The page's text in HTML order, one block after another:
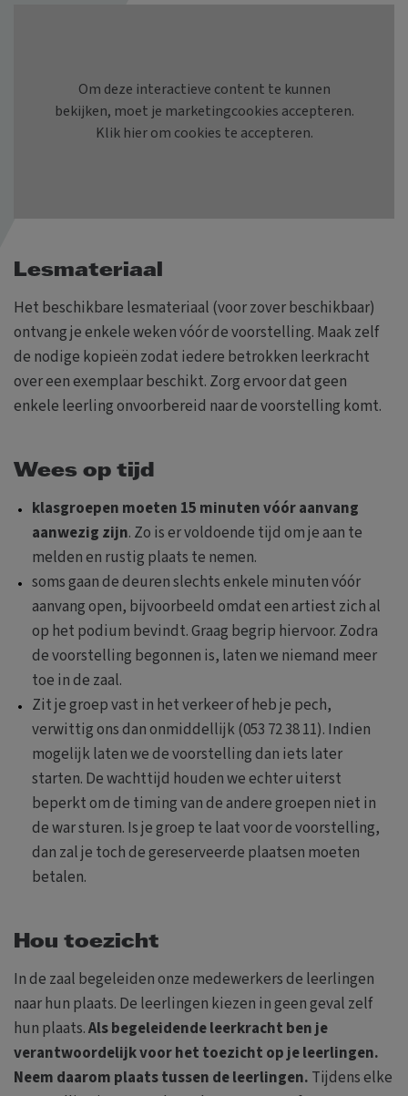
Lesmateriaal
Het beschikbare lesmateriaal (voor zover beschikbaar)
ontvang je enkele weken vóór de voorstelling. Maak zelf
de nodige kopieën zodat iedere betrokken leerkracht
over een exemplaar beschikt. Zorg ervoor dat geen
enkele leerling onvoorbereid naar de voorstelling komt.
Wees op tijd
klasgroepen moeten 15 minuten vóór aanvang
aanwezig zijn. Zo is er voldoende tijd om je aan te
melden en rustig plaats te nemen.
soms gaan de deuren slechts enkele minuten vóór
aanvang open, bijvoorbeeld omdat een artiest zich al
op het podium bevindt. Graag begrip hiervoor. Zodra
de voorstelling begonnen is, laten we niemand meer
toe in de zaal.
Zit je groep vast in het verkeer of heb je pech,
verwittig ons dan onmiddellijk (053 72 38 11). Indien
mogelijk laten we de voorstelling dan iets later
starten. De wachttijd houden we echter uiterst
beperkt om de timing van de andere groepen niet in
de war sturen. Is je groep te laat voor de voorstelling,
dan zal je toch de gereserveerde plaatsen moeten
betalen.
Hou toezicht
In de zaal begeleiden onze medewerkers de leerlingen
naar hun plaats. De leerlingen kiezen in geen geval zelf
hun plaats.Als begeleidende leerkracht ben je
verantwoordelijk voor het toezicht op je leerlingen.
Neem daarom plaats tussen de leerlingen. Tijdens elke